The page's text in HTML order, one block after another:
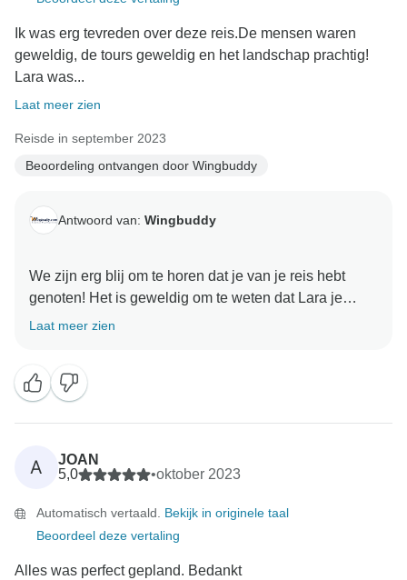
Ik was erg tevreden over deze reis.De mensen waren
geweldig, de tours geweldig en het landschap prachtig!
Lara was...
Laat meer zien
Reisde in september 2023
Beoordeling ontvangen door Wingbuddy
Antwoord van: Wingbuddy
We zijn erg blij om te horen dat je van je reis hebt
genoten! Het is geweldig om te weten dat Lara je
Noorderlicht Tour onvergetelijk heeft gemaakt en dat
Laat meer zien
A
JOAN
5,0
•oktober 2023
Automatisch vertaald. Bekijk in originele taal
Beoordeel deze vertaling
Alles was perfect gepland. Bedankt